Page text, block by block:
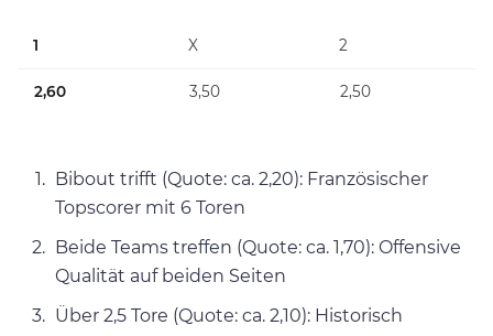
1 X 2
2,60 3,50 2,50
Bibout trifft (Quote: ca. 2,20): Französischer
Topscorer mit 6 Toren
Beide Teams treffen (Quote: ca. 1,70): Offensive
Qualität auf beiden Seiten
Über 2,5 Tore (Quote: ca. 2,10): Historisch